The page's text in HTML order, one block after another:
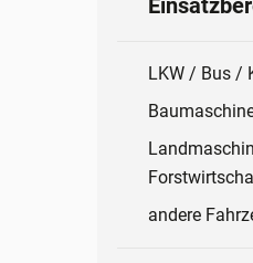
LKW / Bus /
andere